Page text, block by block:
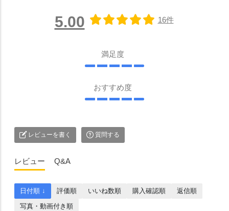
5.00 16件
満足度
おすすめ度
レビューを書く 質問する
レビュー Q&A
日付順 ↓ 評価順 いいね数順 購入確認順
返信順
写真・動画付き順